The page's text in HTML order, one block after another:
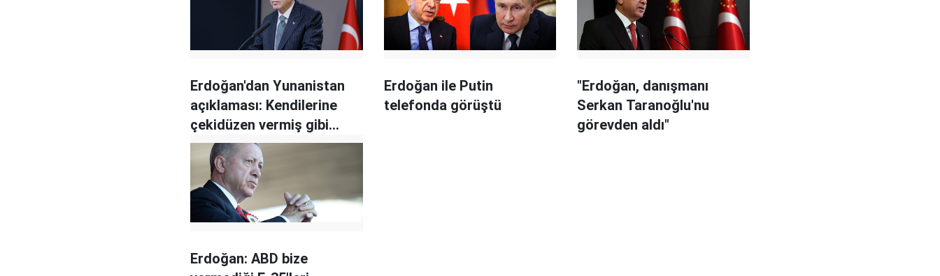
Erdoğan'dan Yunanistan
açıklaması: Kendilerine
çekidüzen vermiş gibi
görünüyorlar
Erdoğan ile Putin
telefonda görüştü
"Erdoğan, danışmanı
Serkan Taranoğlu'nu
görevden aldı"
Erdoğan: ABD bize